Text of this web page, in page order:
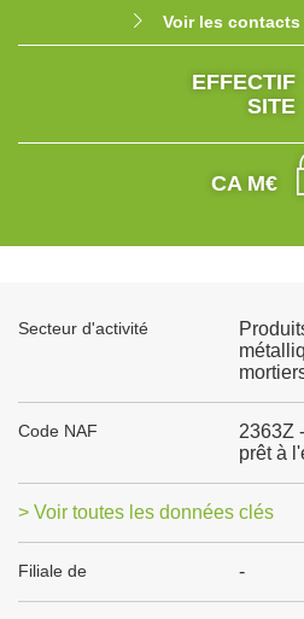
Voir les
EFFECTIF
SITE
CA M€
Secteur d'activité
Code NAF
2363Z
prêt à
> Voir toutes les données clés
Filiale de -